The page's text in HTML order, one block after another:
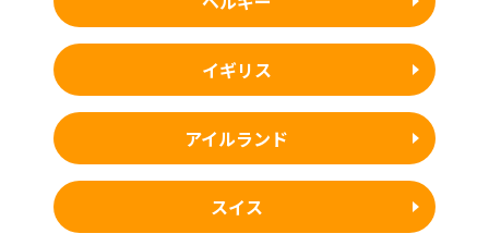
イギリス
アイルランド
スイス